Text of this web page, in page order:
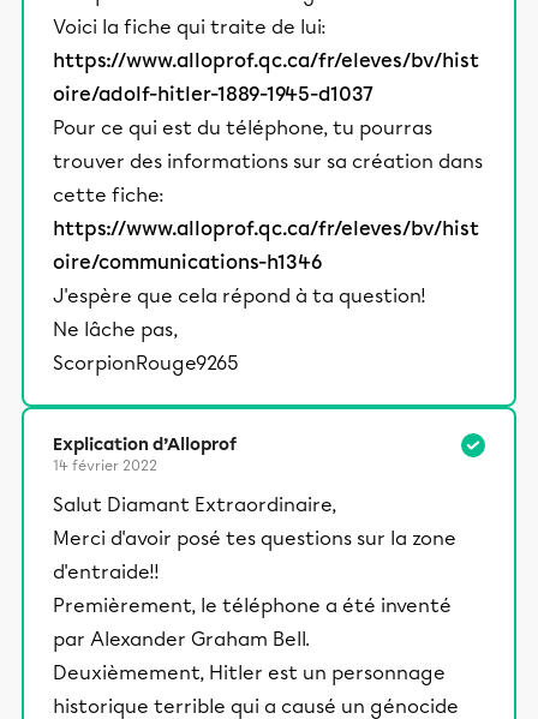
Voici la fiche qui traite de lui:
https://www.alloprof.qc.ca/fr/eleves/bv/hist
oire/adolf-hitler-1889-1945-d1037
Pour ce qui est du téléphone, tu pourras
trouver des informations sur sa création dans
cette fiche:
https://www.alloprof.qc.ca/fr/eleves/bv/hist
oire/communications-h1346
J'espère que cela répond à ta question!
Ne lâche pas,
ScorpionRouge9265
Explication d’Alloprof
14 février 2022
Salut Diamant Extraordinaire,
Merci d'avoir posé tes questions sur la zone
d'entraide!!
Premièrement, le téléphone a été inventé
par Alexander Graham Bell.
Deuxièmement, Hitler est un personnage
historique terrible qui a causé un génocide